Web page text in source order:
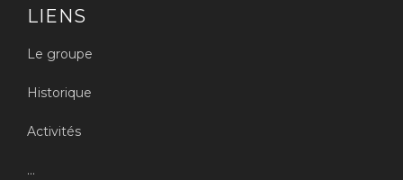
LIENS
Le groupe
Historique
Activités
...